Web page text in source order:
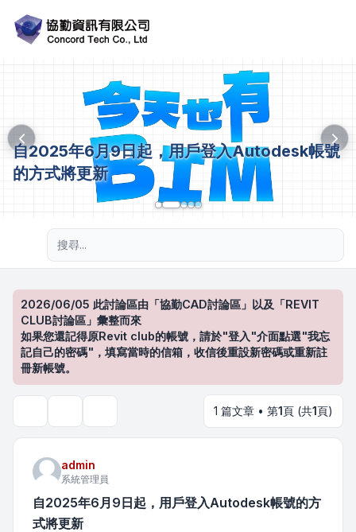
自2025年6月9日起，用戶登入Autodesk帳號
的方式將更新
2026/06/05 此討論區由「協勤CAD討論區」以及「REVIT
CLUB討論區」彙整而來
如果您還記得原Revit club的帳號，請於"登入"介面點選"我忘
記自己的密碼"，填寫當時的信箱，收信後重設新密碼或重新註
冊新帳號。
1 篇文章 • 第1頁 (共1頁)
admin
系統管理員
自2025年6月9日起，用戶登入Autodesk帳號的方
式將更新